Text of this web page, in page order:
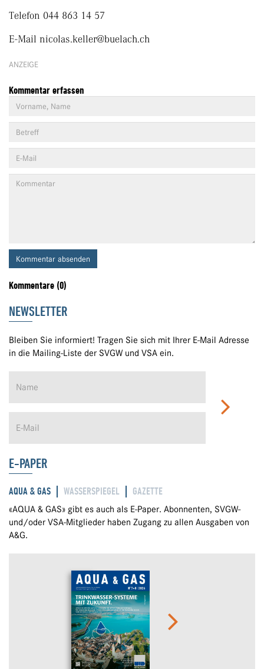
Telefon 044 863 14 57
E-Mail nicolas.keller@buelach.ch
ANZEIGE
Kommentar erfassen
Kommentar absenden
Kommentare (0)
NEWSLETTER
Bleiben Sie informiert! Tragen Sie sich mit Ihrer E-Mail Adresse
in die Mailing-Liste der SVGW und VSA ein.
E-PAPER
AQUA & GAS WASSERSPIEGEL GAZETTE
«AQUA & GAS» gibt es auch als E-Paper. Abonnenten, SVGW-
und/oder VSA-Mitglieder haben Zugang zu allen Ausgaben von
A&G.